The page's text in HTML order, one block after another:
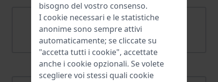
Lacoste Ligure
bisogno del vostro consenso.
I cookie necessari e le statistiche
anonime sono sempre attivi
automaticamente; se cliccate su
"accetta tutti i cookie", accettate
anche i cookie opzionali. Se volete
scegliere voi stessi quali cookie